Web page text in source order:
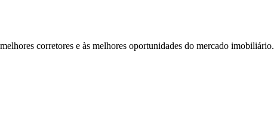
corretores e às melhores oportunidades do mercado imobiliário.